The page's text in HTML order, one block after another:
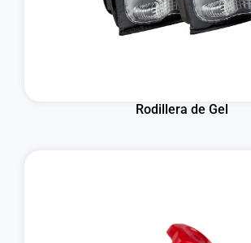
Rodillera de Gel